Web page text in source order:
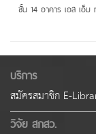
ชั้น 14 อาคาร เอส เอ็ม
บริการ
สมัครสมาชิก E-
วิจัย สกสว.